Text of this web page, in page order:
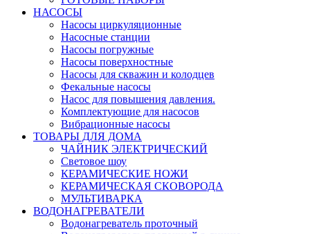
НАСОСЫ
Насосы циркуляционные
Насосные станции
Насосы погружные
Насосы поверхностные
Насосы для скважин и колодцев
Фекальные насосы
Насос для повышения давления.
Комплектующие для насосов
Вибрационные насосы
ТОВАРЫ ДЛЯ ДОМА
ЧАЙНИК ЭЛЕКТРИЧЕСКИЙ
Световое шоу
КЕРАМИЧЕСКИЕ НОЖИ
КЕРАМИЧЕСКАЯ СКОВОРОДА
МУЛЬТИВАРКА
ВОДОНАГРЕВАТЕЛИ
Водонагреватель проточный